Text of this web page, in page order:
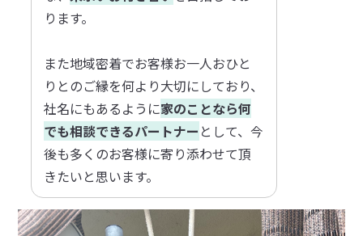
ります。
また地域密着でお客様お一人おひと
りとのご縁を何より大切にしており、
社名にもあるように家のことなら何
でも相談できるパートナー として、今
後も多くのお客様に寄り添わせて頂
きたいと思います。